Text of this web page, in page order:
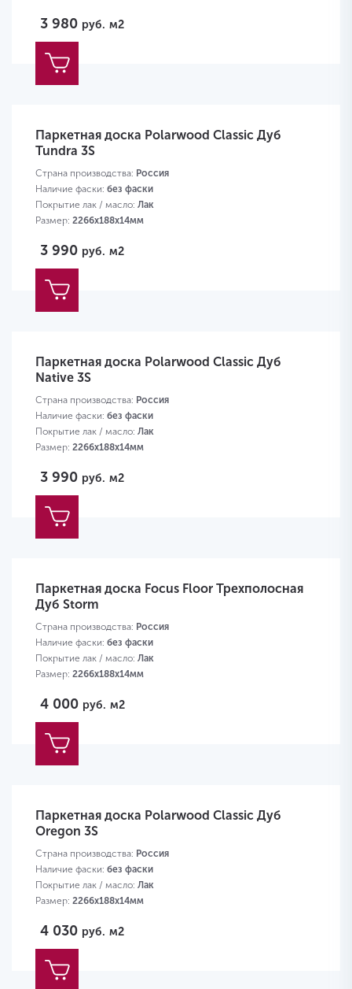
3 980 руб. м2
Паркетная доска Polarwood Classic Дуб
Tundra 3S
Страна производства: Россия
Наличие фаски: без фаски
Покрытие лак / масло: Лак
Размер: 2266х188х14мм
3 990 руб. м2
Паркетная доска Polarwood Classic Дуб
Native 3S
Страна производства: Россия
Наличие фаски: без фаски
Покрытие лак / масло: Лак
Размер: 2266х188х14мм
3 990 руб. м2
Паркетная доска Focus Floor Трехполосная
Дуб Storm
Страна производства: Россия
Наличие фаски: без фаски
Покрытие лак / масло: Лак
Размер: 2266х188х14мм
4 000 руб. м2
Паркетная доска Polarwood Classic Дуб
Oregon 3S
Страна производства: Россия
Наличие фаски: без фаски
Покрытие лак / масло: Лак
Размер: 2266х188х14мм
4 030 руб. м2